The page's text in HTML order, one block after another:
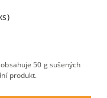
50 g sušených
produkt.